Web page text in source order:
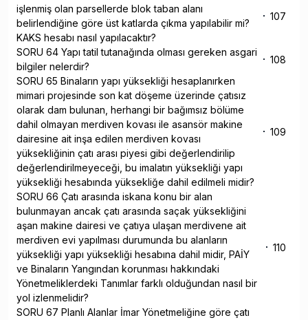
işlenmiş olan parsellerde blok taban alanı
belirlendiğine göre üst katlarda çıkma yapılabilir mi?
KAKS hesabı nasıl yapılacaktır?
107
SORU 64 Yapı tatil tutanağında olması gereken asgari
bilgiler nelerdir?
108
SORU 65 Binaların yapı yüksekliği hesaplanırken
mimari projesinde son kat döşeme üzerinde çatısız
olarak dam bulunan, herhangi bir bağımsız bölüme
dahil olmayan merdiven kovası ile asansör makine
dairesine ait inşa edilen merdiven kovası
yüksekliğinin çatı arası piyesi gibi değerlendirilip
değerlendirilmeyeceği, bu imalatın yüksekliği yapı
yüksekliği hesabında yüksekliğe dahil edilmeli midir?
109
SORU 66 Çatı arasında iskana konu bir alan
bulunmayan ancak çatı arasında saçak yüksekliğini
aşan makine dairesi ve çatıya ulaşan merdivene ait
merdiven evi yapılması durumunda bu alanların
yüksekliği yapı yüksekliği hesabına dahil midir, PAİY
ve Binaların Yangından korunması hakkındaki
Yönetmeliklerdeki Tanımlar farklı olduğundan nasıl bir
yol izlenmelidir?
110
SORU 67 Planlı Alanlar İmar Yönetmeliğine göre çatı